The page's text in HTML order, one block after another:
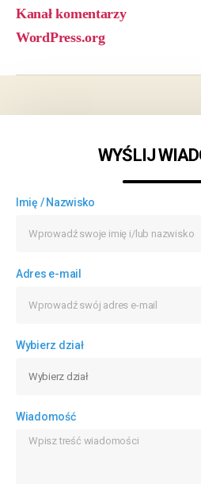
Kanał komentarzy
WordPress.org
WYŚLIJ
Imię / Nazwisko
Adres e-mail
Wybierz dział
Wiadomość